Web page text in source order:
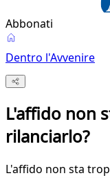
Abbonati
Dentro l'Avvenire
L'affido non
rilanciarlo?
L'affido non sta